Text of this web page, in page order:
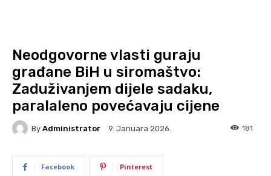
Neodgovorne vlasti guraju
građane BiH u siromaštvo:
Zaduživanjem dijele sadaku,
paralaleno povećavaju cijene
By Administrator 9. Januara 2026. 181
Facebook Pinterest